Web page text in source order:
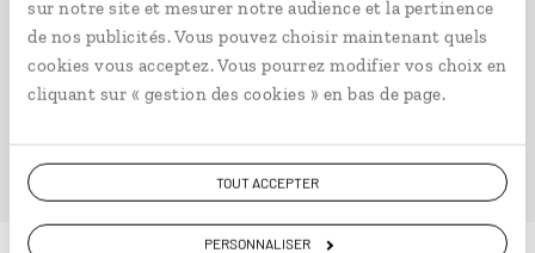
sur notre site et mesurer notre audience et la pertinence
de nos publicités. Vous pouvez choisir maintenant quels
cookies vous acceptez. Vous pourrez modifier vos choix en
cliquant sur « gestion des cookies » en bas de page.
TOUT ACCEPTER
PERSONNALISER
à partir de 2750€